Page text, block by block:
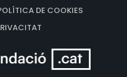
DE COOKIES